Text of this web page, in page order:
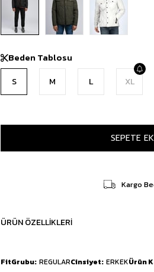
Beden Tablosu
S M L XL
Kargo
ÜRÜN ÖZELLIKLERI
FitGrubu REGULARCinsiyet ERKEKÜrün